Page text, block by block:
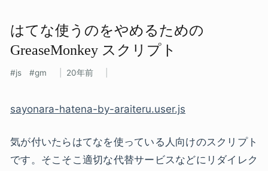
はてな​使うのを​やめる​ための​
GreaseMonkey スクリプト
js gm 20年前
sayonara-hatena-by-araiteru.user.js
気が付いたらはてなを使っている人向けのスクリプト
です。そこそこ適切な代替サービスなどにリダイレク